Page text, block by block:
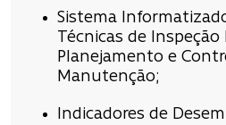
Sistema
Técnicas de Inspeção
Planejamento e
Manutenção;
Indicadores de